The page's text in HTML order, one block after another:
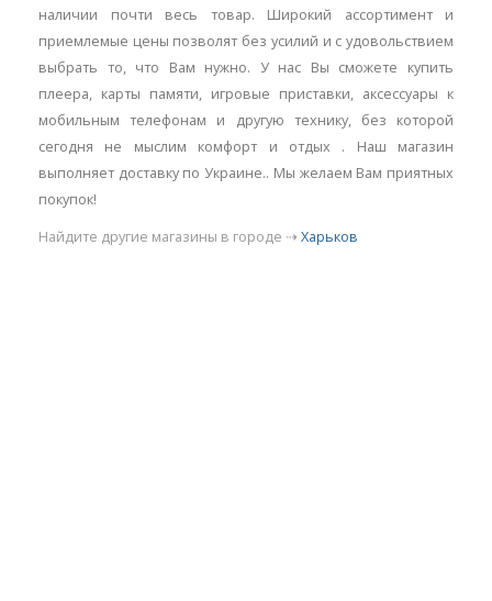
наличии почти весь товар. Широкий ассортимент и
приемлемые цены позволят без усилий и с удовольствием
выбрать то, что Вам нужно. У нас Вы сможете купить
плеера, карты памяти, игровые приставки, аксессуары к
мобильным телефонам и другую технику, без которой
сегодня не мыслим комфорт и отдых . Наш магазин
выполняет доставку по Украине.. Мы желаем Вам приятных
покупок!
Найдите другие магазины в городе ⇢ Харьков